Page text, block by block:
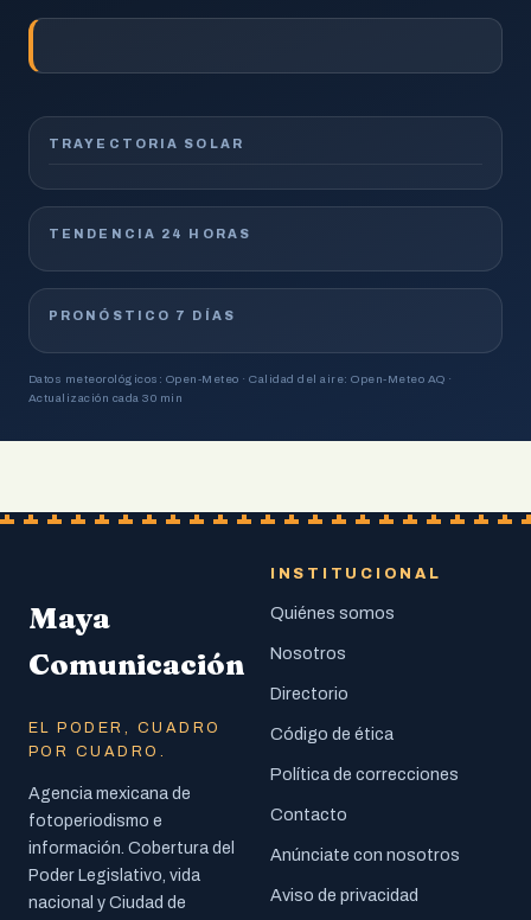
TRAYECTORIA SOLAR
TENDENCIA 24 HORAS
PRONÓSTICO 7 DÍAS
Datos meteorológicos: Open-Meteo · Calidad del aire: Open-Meteo AQ ·
Actualización cada 30 min
Maya
Comunicación
EL PODER, CUADRO
POR CUADRO.
Agencia mexicana de
fotoperiodismo e
información. Cobertura del
Poder Legislativo, vida
nacional y Ciudad de
INSTITUCIONAL
Quiénes somos
Nosotros
Directorio
Código de ética
Política de correcciones
Contacto
Anúnciate con nosotros
Aviso de privacidad